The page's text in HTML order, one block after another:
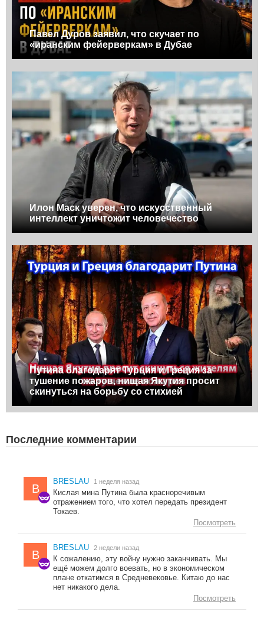
Павел Дуров заявил, что скучает по
«иранским фейерверкам» в Дубае
Илон Маск уверен, что искусственный
интеллект уничтожит человечество
Путина благодарят Турция и Греция за
тушение пожаров, нищая Якутия просит
скинуться на борьбу со стихией
Последние комментарии
B
BRESLAU 1 неделя назад
Кислая мина Путина была красноречивым
отражением того, что хотел передать президент
Токаев.
Посмотреть
B
BRESLAU 2 недели назад
К сожалению, эту войну нужно заканчивать. Мы
ещё можем долго воевать, но в экономическом
плане откатимся в Средневековье. Китаю до нас
нет никакого дела.
Посмотреть